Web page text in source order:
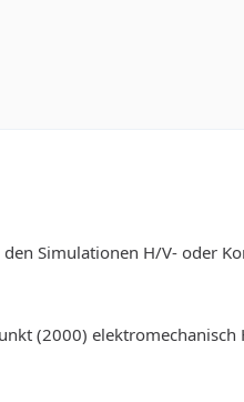
Simulationen H/V- oder
(2000)